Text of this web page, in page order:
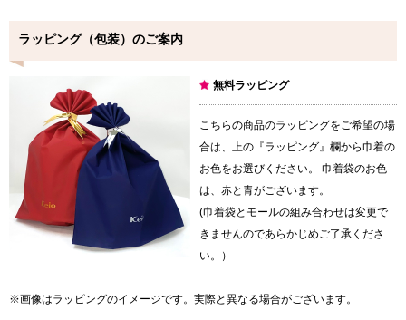
ラッピング（包装）のご案内
無料ラッピング
こちらの商品のラッピングをご希望の場
合は、上の『ラッピング』欄から巾着の
お色をお選びください。 巾着袋のお色
は、赤と青がございます。
(巾着袋とモールの組み合わせは変更で
きませんのであらかじめご了承くださ
い。）
※画像はラッピングのイメージです。実際と異なる場合がございます。